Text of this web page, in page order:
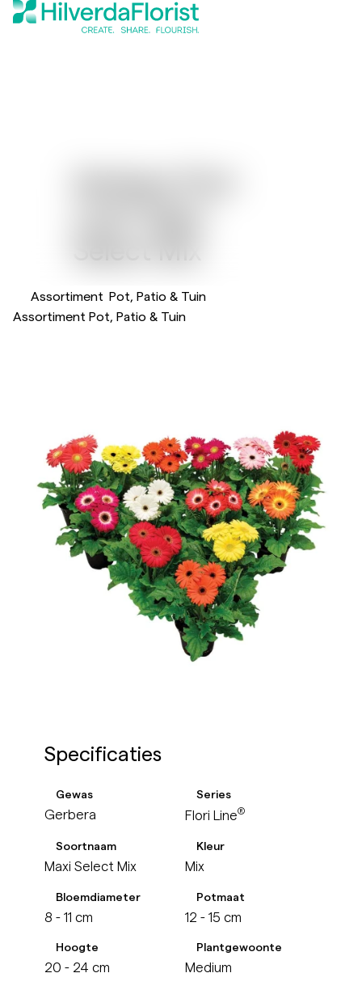
Assortiment Pot, Patio & Tuin
Assortiment Pot, Patio & Tuin
Specificaties
Gewas
Gerbera
Series
Flori Line®
Soortnaam
Maxi Select Mix
Kleur
Mix
Bloemdiameter
8 - 11 cm
Potmaat
12 - 15 cm
Hoogte
20 - 24 cm
Plantgewoonte
Medium